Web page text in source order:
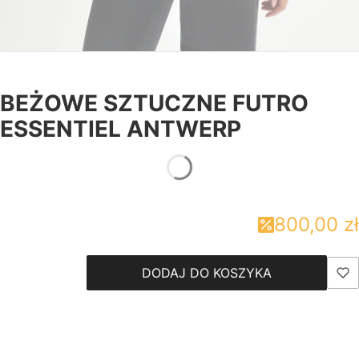
BEŻOWE SZTUCZNE FUTRO
ESSENTIEL ANTWERP
800,00 zł
DODAJ DO KOSZYKA